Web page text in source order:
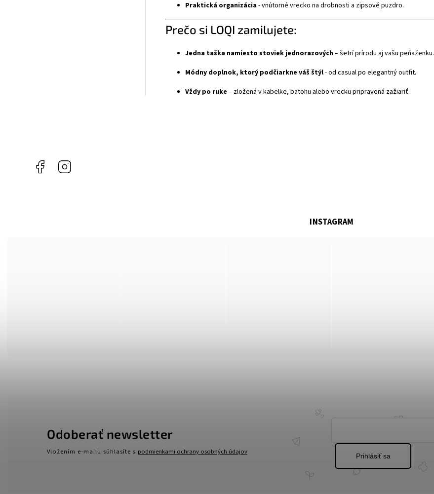
Praktická organizácia- vnútorné vrecko na drobnosti a zipsové puzdro.
Prečo si LOQI zamilujete:
Jedna taška namiesto stoviek jednorazových– šetrí prírodu aj vašu peňaženku.
Módny doplnok, ktorý podčiarkne váš štýl- od casual po elegantný outfit.
Vždy po ruke – zložená v kabelke, batohu alebo vrecku pripravená zažiariť.
Facebook
INSTAGRAM
Odoberať newsletter
Vložením e-mailu súhlasíte s podmienkami ochrany osobných údajov
Prihlásiť sa